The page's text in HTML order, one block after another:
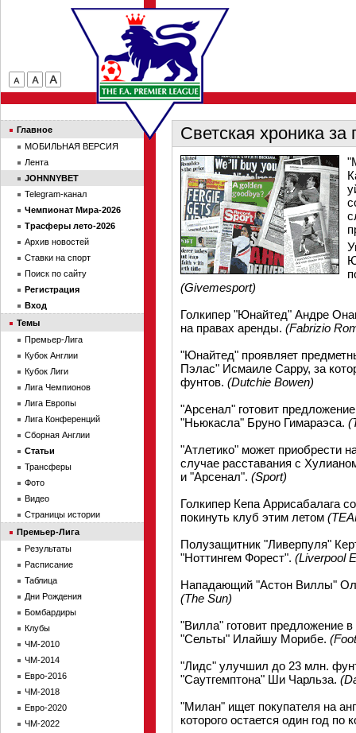
Светская хроника за
(Givemesport)
Голкипер "Юнайтед" Андре
на правах аренды. (Fabrizio
"Юнайтед" проявляет
Пэлас" Исмаиле Сарру, за
фунтов. (Dutchie Bowen)
"Арсенал" готовит
"Ньюкасла" Бруно Гимараэса.
"Атлетико" может приобрести
случае расставания с
и "Арсенал". (Sport)
Голкипер Кепа Аррисабалага
покинуть клуб этим летом
Полузащитник "Ливерпуля"
"Ноттингем Форест". (Liverpool
Нападающий "Астон Виллы"
(The Sun)
"Вилла" готовит предложение
"Сельты" Илайшу Морибе.
"Лидс" улучшил до 23 млн.
"Саутгемптона" Ши Чарльза.
"Милан" ищет покупателя на
которого остается один год по
Главное
МОБИЛЬНАЯ ВЕРСИЯ
Лента
JOHNNYBET
Telegram-канал
Чемпионат Мира-2026
Трасферы лето-2026
Архив новостей
Ставки на спорт
Поиск по сайту
Регистрация
Вход
Темы
Премьер-Лига
Кубок Англии
Кубок Лиги
Лига Чемпионов
Лига Европы
Лига Конференций
Сборная Англии
Статьи
Трансферы
Фото
Видео
Страницы истории
Премьер-Лига
Результаты
Расписание
Таблица
Дни Рождения
Бомбардиры
Клубы
ЧМ-2010
ЧМ-2014
Евро-2016
ЧМ-2018
Евро-2020
ЧМ-2022